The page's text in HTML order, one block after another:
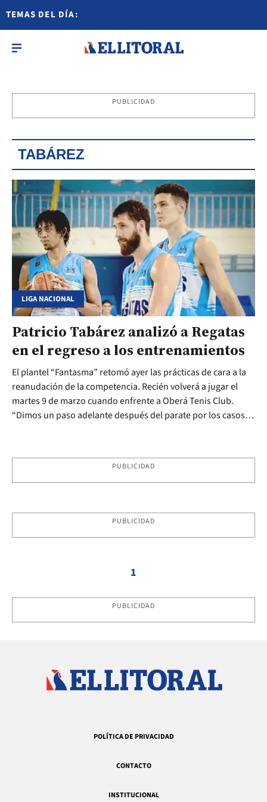
TEMAS DEL DÍA:
PUBLICIDAD
TABÁREZ
LIGA NACIONAL
Patricio Tabárez analizó a Regatas
en el regreso a los entrenamientos
El plantel “Fantasma” retomó ayer las prácticas de cara a la
reanudación de la competencia. Recién volverá a jugar el
martes 9 de marzo cuando enfrente a Oberá Tenis Club.
“Dimos un paso adelante después del parate por los casos
PUBLICIDAD
PUBLICIDAD
1
PUBLICIDAD
POLÍTICA DE PRIVACIDAD
CONTACTO
INSTITUCIONAL